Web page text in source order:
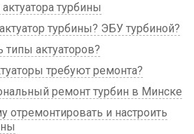
турбины
турбины? ЭБУ турбиной?
типы актуаторов?
требуют ремонта?
ремонт турбин в Минске
отремонтировать и настроить